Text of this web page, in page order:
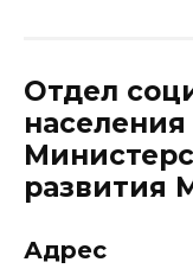
Отдел
развития
Адрес